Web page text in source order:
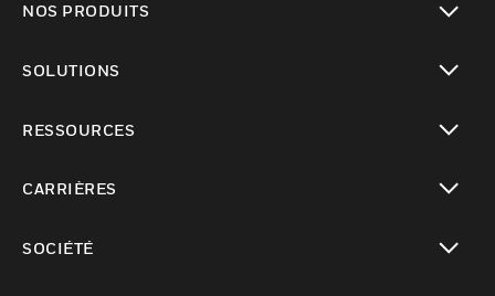
NOS PRODUITS
SOLUTIONS
RESSOURCES
CARRIÈRES
SOCIÉTÉ